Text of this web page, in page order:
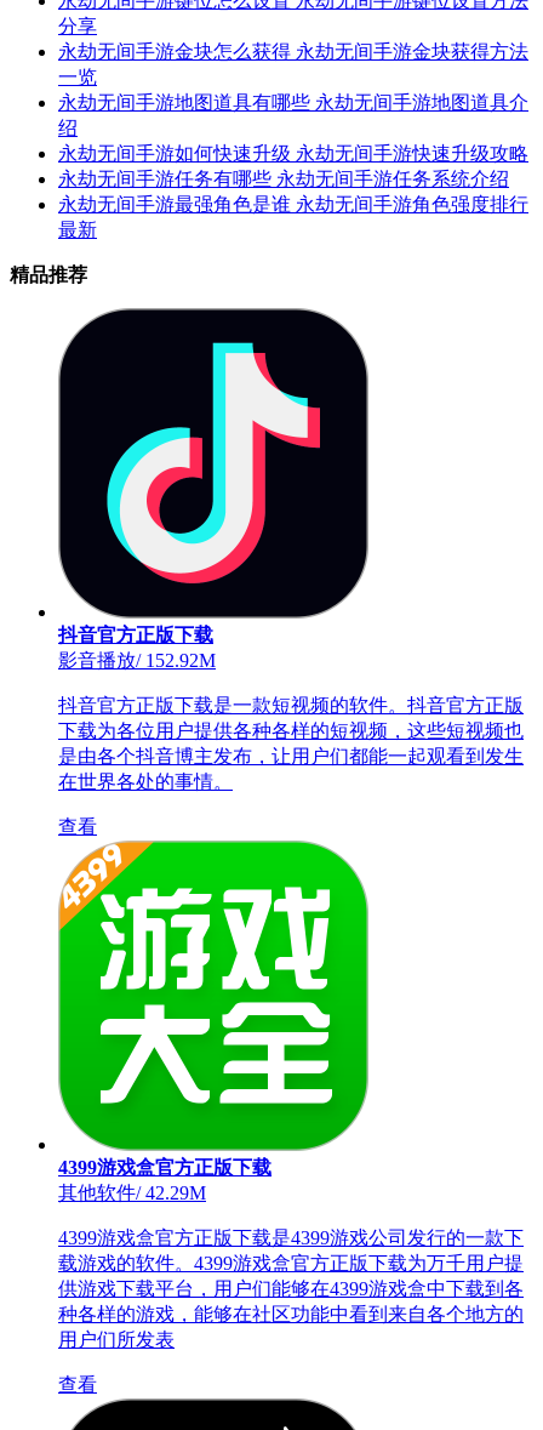
分享
永劫无间手游金块怎么获得 永劫无间手游金块获得方法
一览
永劫无间手游地图道具有哪些 永劫无间手游地图道具介
绍
永劫无间手游如何快速升级 永劫无间手游快速升级攻略
永劫无间手游任务有哪些 永劫无间手游任务系统介绍
永劫无间手游最强角色是谁 永劫无间手游角色强度排行
最新
精品推荐
抖音官方正版下载
影音播放/152.92M
抖音官方正版下载是一款短视频的软件。抖音官方正版
下载为各位用户提供各种各样的短视频，这些短视频也
是由各个抖音博主发布，让用户们都能一起观看到发生
在世界各处的事情。
查看
4399游戏盒官方正版下载
其他软件/42.29M
4399游戏盒官方正版下载是4399游戏公司发行的一款下
载游戏的软件。4399游戏盒官方正版下载为万千用户提
供游戏下载平台，用户们能够在4399游戏盒中下载到各
种各样的游戏，能够在社区功能中看到来自各个地方的
用户们所发表
查看